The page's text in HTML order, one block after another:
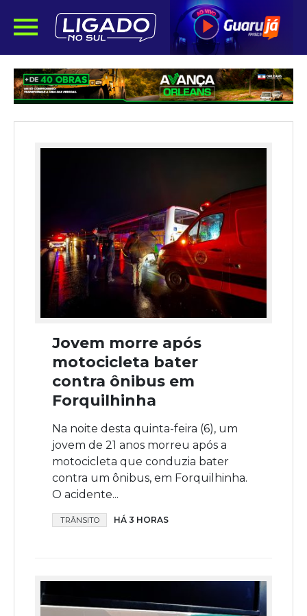
Jovem morre após
motocicleta bater
contra ônibus em
Forquilhinha
Na noite desta quinta-feira (6), um
jovem de 21 anos morreu após a
motocicleta que conduzia bater
contra um ônibus, em Forquilhinha.
O acidente...
TRÂNSITO HÁ 3 HORAS